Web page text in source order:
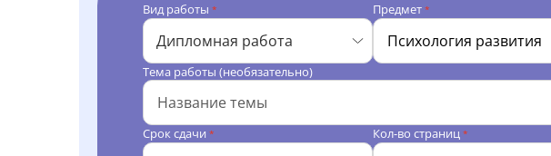
Вид работы *
Дипломная работа
Предмет *
Тема работы (необязательно)
Срок сдачи * Кол-во страниц *